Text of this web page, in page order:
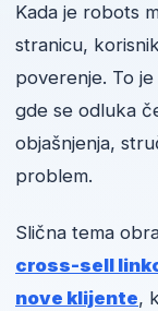
Kada je robots
stranicu,
poverenje. To
gde se odluka
objašnjenja,
problem.
Slična tema
cross-sell
nove klijente,